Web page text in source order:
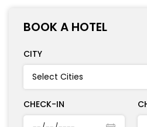
BOOK A HOTEL
CITY
CHECK-IN